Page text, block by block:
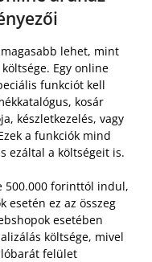
lehet, mint
Egy online
funkciót kell
kosár
készletkezelés, vagy
a funkciók mind
ezáltal a költségeit is.
500.000 forinttól indul,
esetén ez az összeg
esetében
költsége, mivel
felület